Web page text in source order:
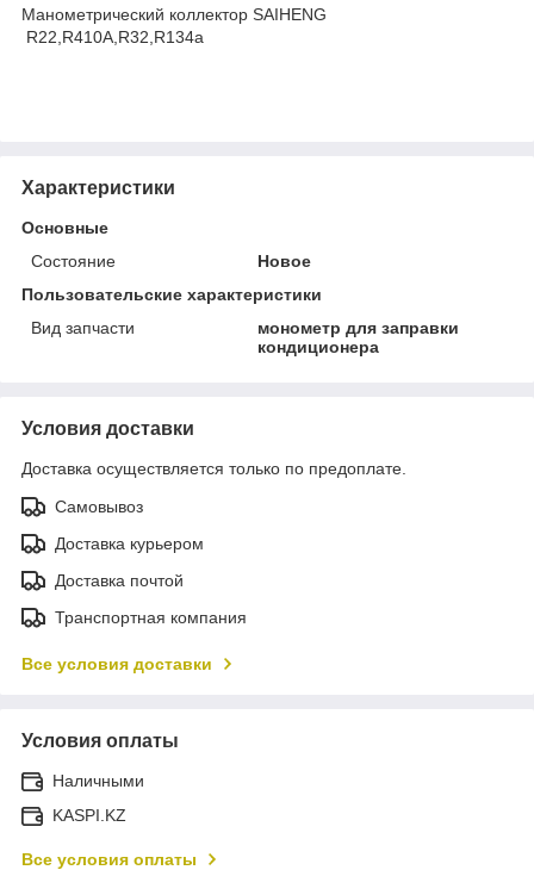
Манометрический коллектор SAIHENG
R22,R410A,R32,R134a
Характеристики
Основные
Состояние
Новое
Пользовательские характеристики
Вид запчасти
монометр для заправки
кондиционера
Условия доставки
Доставка осуществляется только по предоплате.
Самовывоз
Доставка курьером
Доставка почтой
Транспортная компания
Все условия доставки
Условия оплаты
Наличными
KASPI.KZ
Все условия оплаты